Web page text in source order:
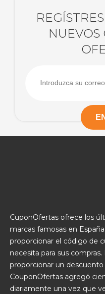
NUEVOS
CuponOfertas ofrece los
marcas famosas en
proporcionar el código de
necesita para sus
proporcionar un
CouponOfertas agregó
diariamente una vez que